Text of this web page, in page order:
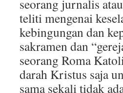
seorang jurnalis
teliti mengenai
kebingungan dan
sakramen dan
seorang Roma
darah Kristus saja
sama sekali tidak